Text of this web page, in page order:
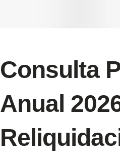
Consulta
Anual